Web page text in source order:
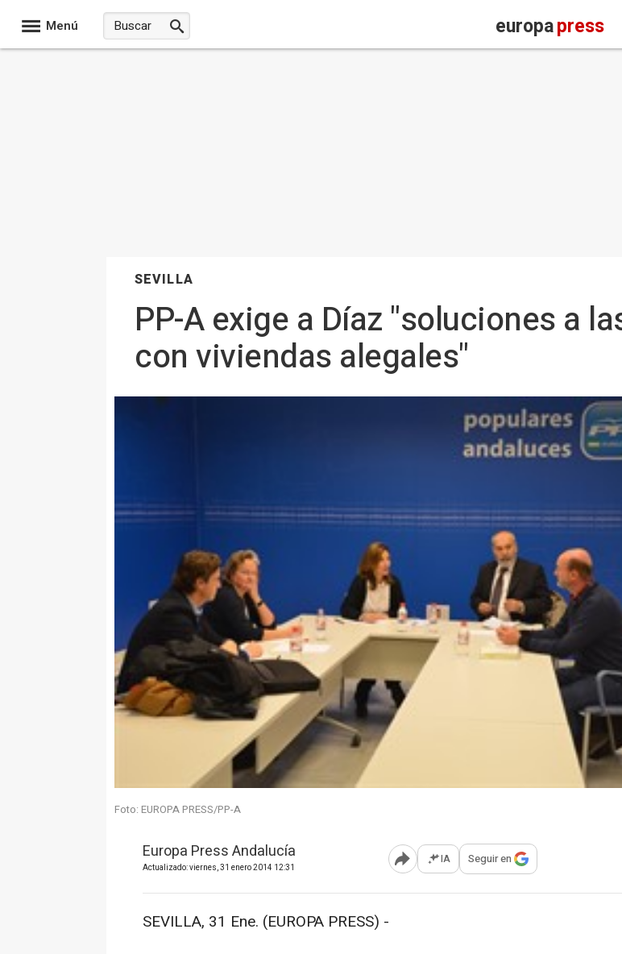
Menú europapress
SEVILLA
PP-A exige a Díaz "soluciones a
con viviendas alegales"
Foto: EUROPA PRESS/PP-A
Europa Press Andalucía
Actualizado: viernes, 31 enero 2014 12:31 Abrir opciones para compartir
IA Seguir en
SEVILLA, 31 Ene. (EUROPA PRESS) -